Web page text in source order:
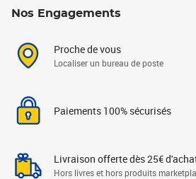
Nos Engagements
Proche de vous
Localiser un bureau de poste
Paiements 100% sécurisés
Livraison offerte dès 25€
Hors livres et hors produits